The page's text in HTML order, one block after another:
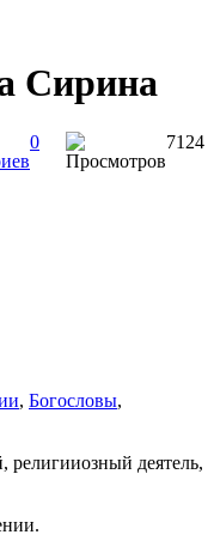
Сирина
0
7124
, Богословы,
деятель,